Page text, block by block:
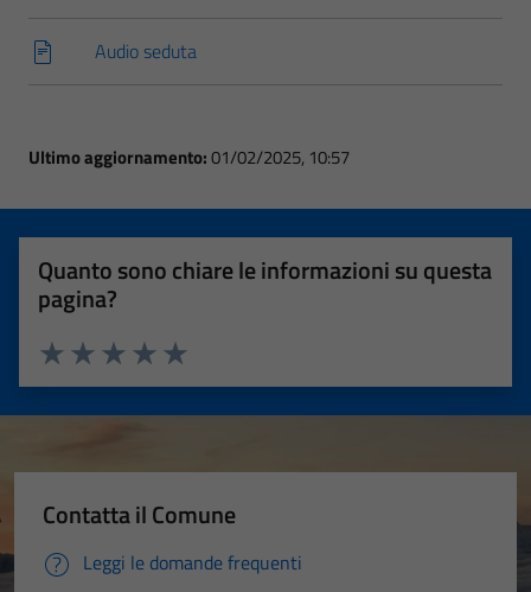
Audio seduta
Ultimo aggiornamento:01/02/2025, 10:57
Quanto sono chiare le informazioni su questa
pagina?
Valuta 5 stelle su 5
Valuta 4 stelle su 5
Valuta 3 stelle su 5
Valuta 2 stelle su 5
Valuta 1 stelle su 5
Contatta il Comune
Leggi le domande frequenti